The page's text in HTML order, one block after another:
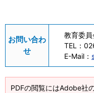
お問い合わ
せ
教育委
TEL：
E-Mail：
PDFの閲覧にはAdobe社